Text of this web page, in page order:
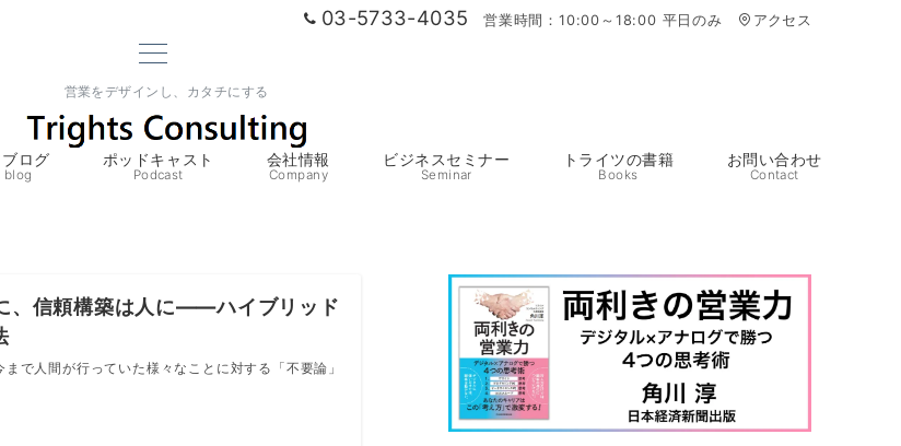
03-5733-4035 営業時間：10:00～18:00 平日のみ アクセス
営業をデザインし、カタチにする
ブログ
blog
ポッドキャスト
Podcast
会社情報
Company
ビジネスセミナー
Seminar
トライツの書籍
Books
お問い合わせ
Contact
、信頼構築は人に――ハイブリッド
で人間が行っていた様々なことに対する「不要論」